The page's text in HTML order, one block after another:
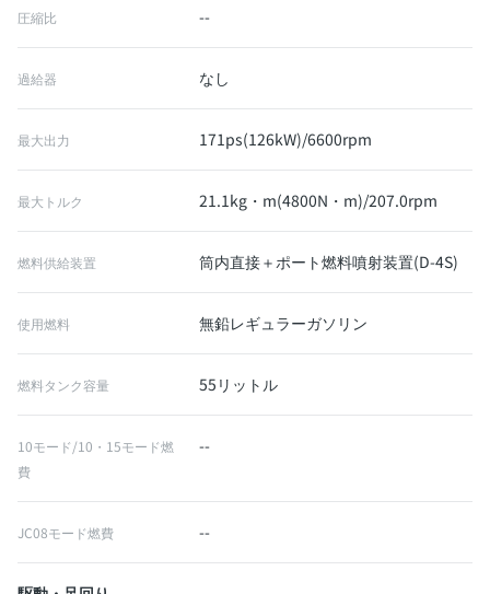
圧縮比 --
過給器 なし
最大出力 171ps(126kW)/6600rpm
最大トルク 21.1kg・m(4800N・m)/207.0rpm
燃料供給装置 筒内直接＋ポート燃料噴射装置(D-4S)
使用燃料 無鉛レギュラーガソリン
燃料タンク容量 55リットル
10モード/10・15モード燃
費
--
JC08モード燃費 --